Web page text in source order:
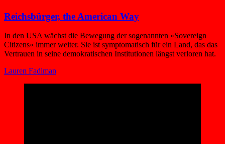
Reichsbürger, the American Way
In den USA wächst die Bewegung der sogenannten »Sovereign
Citizens« immer weiter. Sie ist symptomatisch für ein Land, das das
Vertrauen in seine demokratischen Institutionen längst verloren hat.
Lauren Fadiman